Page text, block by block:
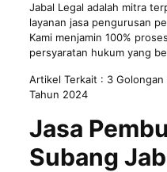
Jabal Legal adalah mitra
layanan jasa pengurusan
Kami menjamin 100%
persyaratan hukum yang
Artikel Terkait : 3 Golongan
Tahun 2024
Jasa
Subang